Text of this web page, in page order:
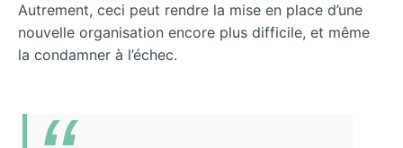
Autrement, ceci peut rendre la mise en place d’une
nouvelle organisation encore plus difficile, et même
la condamner à l’échec.